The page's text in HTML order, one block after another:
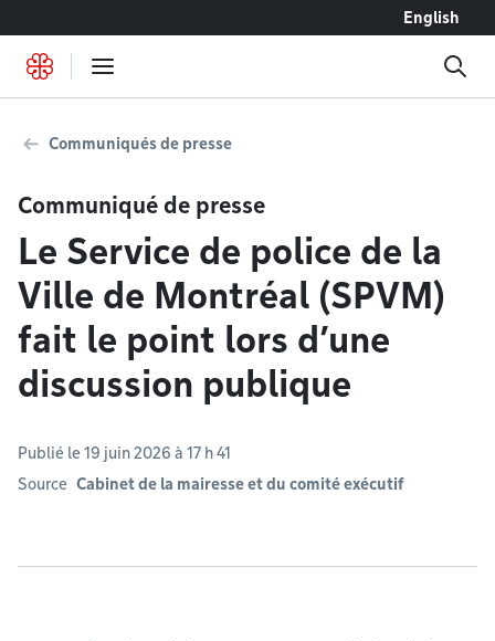
English
Communiqués de presse
Communiqué de presse
Le Service de police de la
Ville de Montréal (SPVM)
fait le point lors d’une
discussion publique
Publié le 19 juin 2026 à 17 h 41
Source Cabinet de la mairesse et du comité exécutif